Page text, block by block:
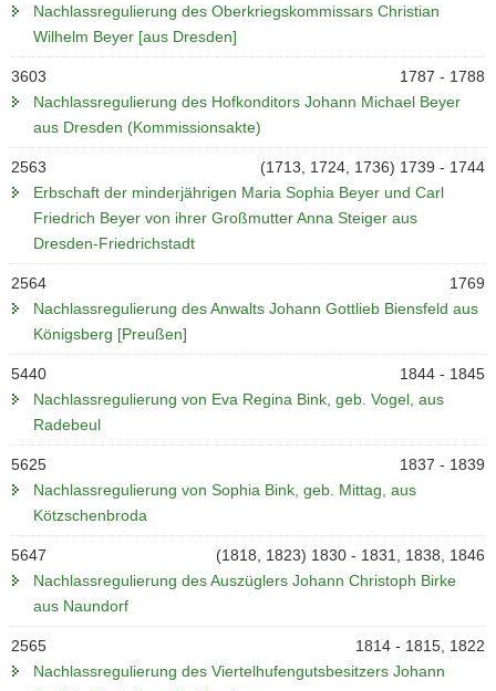
Nachlassregulierung des Oberkriegskommissars Christian
Wilhelm Beyer [aus Dresden]
3603
1787 - 1788
Nachlassregulierung des Hofkonditors Johann Michael Beyer
aus Dresden (Kommissionsakte)
2563
(1713, 1724, 1736) 1739 - 1744
Erbschaft der minderjährigen Maria Sophia Beyer und Carl
Friedrich Beyer von ihrer Großmutter Anna Steiger aus
Dresden-Friedrichstadt
2564
1769
Nachlassregulierung des Anwalts Johann Gottlieb Biensfeld aus
Königsberg [Preußen]
5440
1844 - 1845
Nachlassregulierung von Eva Regina Bink, geb. Vogel, aus
Radebeul
5625
1837 - 1839
Nachlassregulierung von Sophia Bink, geb. Mittag, aus
Kötzschenbroda
5647
(1818, 1823) 1830 - 1831, 1838, 1846
Nachlassregulierung des Auszüglers Johann Christoph Birke
aus Naundorf
2565
1814 - 1815, 1822
Nachlassregulierung des Viertelhufengutsbesitzers Johann